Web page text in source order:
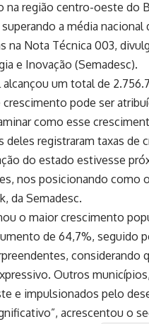
na região centro-oeste do
a média
na Nota Técnica 003,
e Inovação (Semadesc).
um total de
crescimento pode ser
como esse
deles registraram taxas de
do estado estivesse
nos posicionando como
da Semadesc.
o maior crescimento
de 64,7%, seguido
considerando
Outros
e impulsionados pelo
acrescentou o